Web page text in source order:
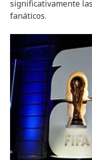
significativamente
fanáticos.